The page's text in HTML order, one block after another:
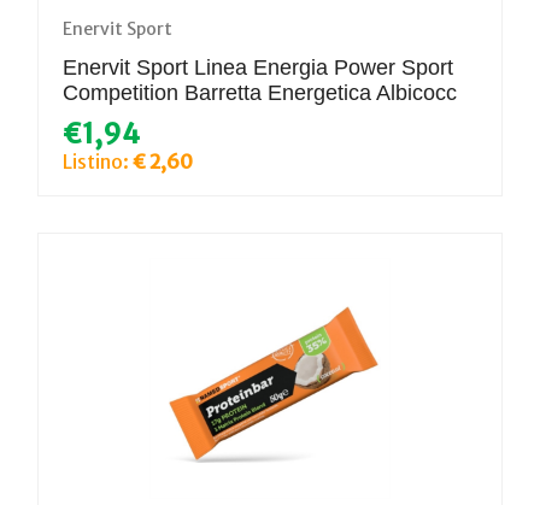
Enervit Sport
Enervit Sport Linea Energia Power Sport
Competition Barretta Energetica Albicocc
€1,94
Listino: € 2,60